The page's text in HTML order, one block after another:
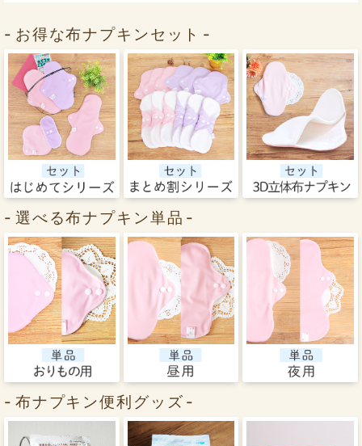
お得な布ナプキンセット
選べる布ナプキン単品
布ナプキン便利グッズ